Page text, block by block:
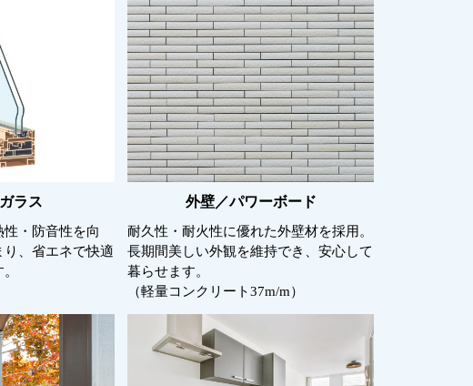
ラス
・防音性を向
り、省エネで快適
外壁／パワーボード
耐久性・耐火性に優れた外壁材を採用。
長期間美しい外観を維持でき、安心して
暮らせます。
（軽量コンクリート37m/m）